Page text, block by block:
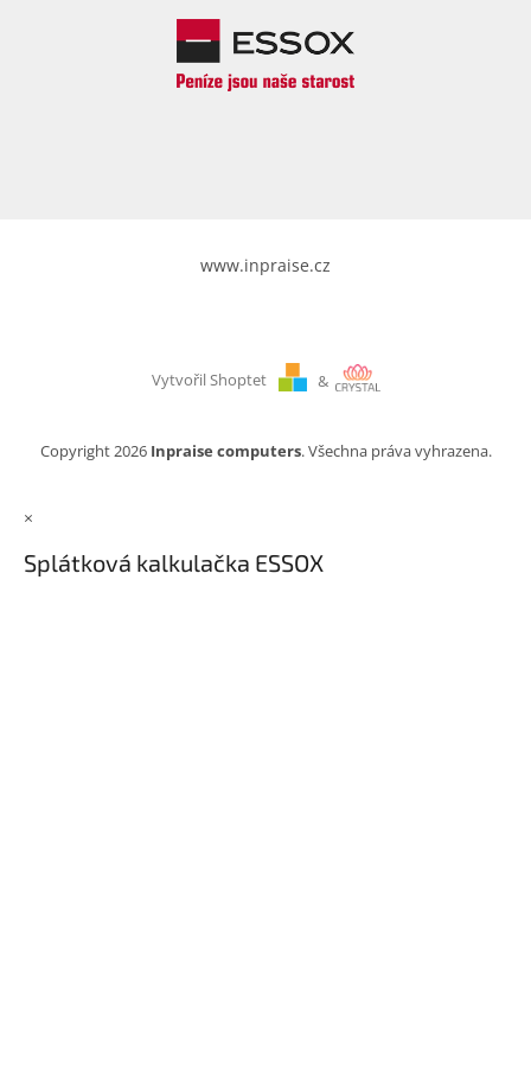
www.inpraise.cz
Vytvořil Shoptet &
Copyright 2026 Inpraise computers. Všechna práva vyhrazena.
×
Splátková kalkulačka ESSOX